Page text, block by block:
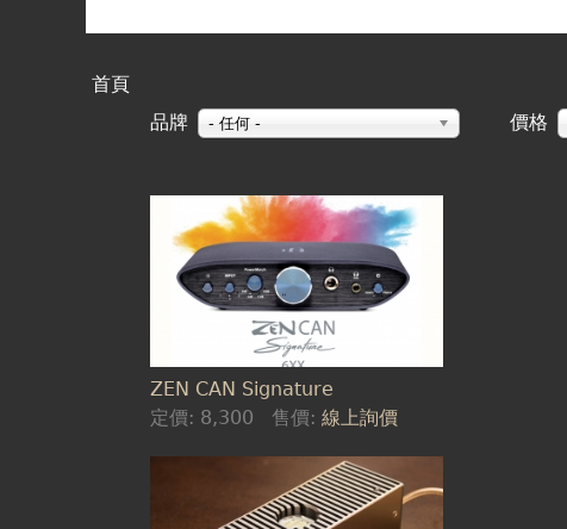
首頁
品牌
- 任何 - 價格
ZEN CAN Signature
定價: 8,300 售價:線上詢價